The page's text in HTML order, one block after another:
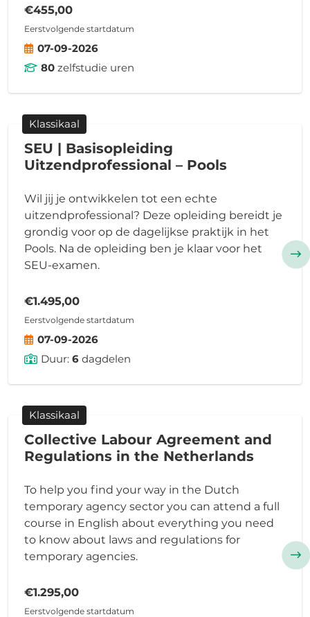
€455,00
Eerstvolgende startdatum
07-09-2026
80zelfstudie uren
Klassikaal
SEU | Basisopleiding
Uitzendprofessional – Pools
Wil jij je ontwikkelen tot een echte
uitzendprofessional? Deze opleiding bereidt je
grondig voor op de dagelijkse praktijk in het
Pools. Na de opleiding ben je klaar voor het
SEU-examen.
€1.495,00
Eerstvolgende startdatum
07-09-2026
Duur: 6dagdelen
Klassikaal
Collective Labour Agreement and
Regulations in the Netherlands
To help you find your way in the Dutch
temporary agency sector you can attend a full
course in English about everything you need
to know about laws and regulations for
temporary agencies.
€1.295,00
Eerstvolgende startdatum